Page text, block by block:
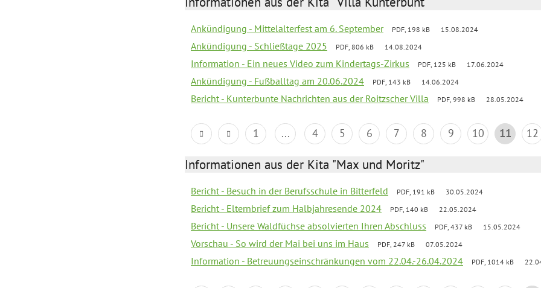
Ankündigung - Mittelalterfest am 6. September PDF, 198 kB 15.08.2024
Ankündigung - Schließtage 2025 PDF, 806 kB 14.08.2024
Information - Ein neues Video zum Kindertags-Zirkus PDF, 125 kB 17.06.2024
Ankündigung - Fußballtag am 20.06.2024 PDF, 143 kB 14.06.2024
Bericht - Kunterbunte Nachrichten aus der Roitzscher Villa PDF, 998 kB 28.05.2024
1 ... 4 5 6 7 8 9 10 11 12
Informationen aus der Kita "Max und Moritz"
Bericht - Besuch in der Berufsschule in Bitterfeld PDF, 191 kB 30.05.2024
Bericht - Elternbrief zum Halbjahresende 2024 PDF, 140 kB 22.05.2024
Bericht - Unsere Waldfüchse absolvierten Ihren Abschluss PDF, 437 kB 15.05.2024
Vorschau - So wird der Mai bei uns im Haus PDF, 247 kB 07.05.2024
Information - Betreuungseinschränkungen vom 22.04.-26.04.2024 PDF, 1014 kB